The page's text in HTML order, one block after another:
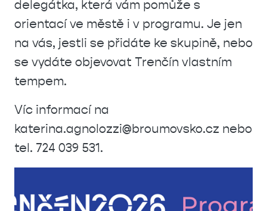
delegátka, která vám pomůže s
orientací ve městě i v programu. Je jen
na vás, jestli se přidáte ke skupině, nebo
se vydáte objevovat Trenčín vlastním
tempem.
Víc informací na
katerina.agnolozzi@broumovsko.cz nebo
tel. 724 039 531.